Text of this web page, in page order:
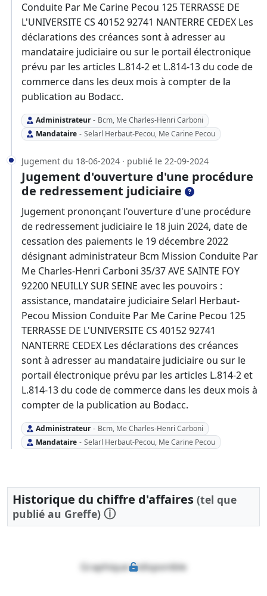
Conduite Par Me Carine Pecou 125 TERRASSE DE
L'UNIVERSITE CS 40152 92741 NANTERRE CEDEX Les
déclarations des créances sont à adresser au
mandataire judiciaire ou sur le portail électronique
prévu par les articles L.814-2 et L.814-13 du code de
commerce dans les deux mois à compter de la
publication au Bodacc.
Administrateur - Bcm, Me Charles-Henri Carboni
Mandataire - Selarl Herbaut-Pecou, Me Carine Pecou
Jugement du 18-06-2024 · publié le 22-09-2024
Jugement d'ouverture d'une procédure
de redressement judiciaire
Jugement prononçant l'ouverture d'une procédure
de redressement judiciaire le 18 juin 2024, date de
cessation des paiements le 19 décembre 2022
désignant administrateur Bcm Mission Conduite Par
Me Charles-Henri Carboni 35/37 AVE SAINTE FOY
92200 NEUILLY SUR SEINE avec les pouvoirs :
assistance, mandataire judiciaire Selarl Herbaut-
Pecou Mission Conduite Par Me Carine Pecou 125
TERRASSE DE L'UNIVERSITE CS 40152 92741
NANTERRE CEDEX Les déclarations des créances
sont à adresser au mandataire judiciaire ou sur le
portail électronique prévu par les articles L.814-2 et
L.814-13 du code de commerce dans les deux mois à
compter de la publication au Bodacc.
Administrateur - Bcm, Me Charles-Henri Carboni
Mandataire - Selarl Herbaut-Pecou, Me Carine Pecou
Historique du chiffre d'affaires (tel que
publié au Greffe) ⓘ
Graphique indisponible